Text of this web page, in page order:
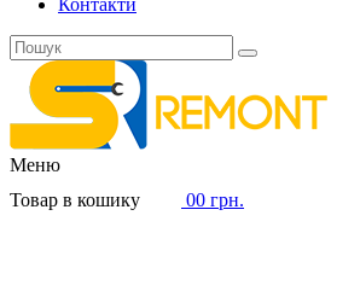
Контакти
Меню
Товар в кошику
00 грн.